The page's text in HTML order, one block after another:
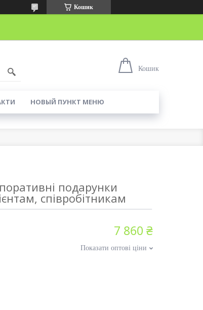
Кошик
Кошик
НОВЫЙ ПУНКТ МЕНЮ
подарунки
співробітникам
7 860 ₴
Показати оптові ціни